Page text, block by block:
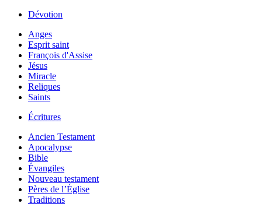
Dévotion
Anges
Esprit saint
François d'Assise
Jésus
Miracle
Reliques
Saints
Écritures
Ancien Testament
Apocalypse
Bible
Évangiles
Nouveau testament
Pères de l’Église
Traditions